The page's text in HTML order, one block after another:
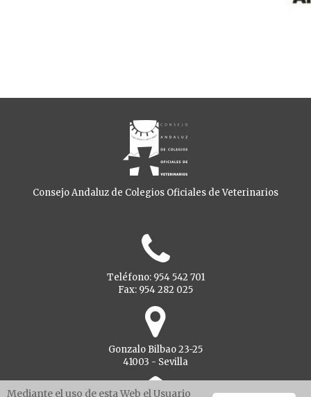
Consejo Andaluz de Colegios Oficiales de Veterinarios
Teléfono: 954 542 701
Fax: 954 282 025
Gonzalo Bilbao 23-25
41003 - Sevilla
Mediante el uso de esta Web el Usuario